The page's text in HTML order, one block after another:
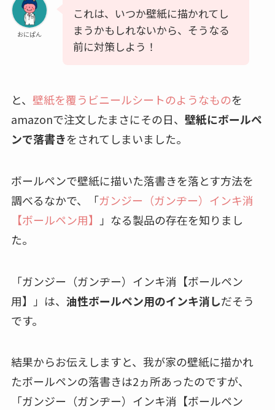
おにぱん
これは、いつか壁紙に描かれてし
まうかもしれないから、そうなる
前に対策しよう！
と、 壁紙を覆うビニールシートのようなものを
amazonで注文したまさにその日、 壁紙にボールペ
ンで落書きをされてしまいました。
ボールペンで壁紙に描いた落書きを落とす方法を
調べるなかで、「ガンジー（ガンヂー）インキ消
【ボールペン用】
」なる製品の存在を知りまし
た。
「ガンジー（ガンヂー）インキ消【ボールペン
用】」は、 油性ボールペン用のインキ消しだそう
です。
結果からお伝えしますと、我が家の壁紙に描かれ
たボールペンの落書きは2ヵ所あったのですが、
「ガンジー（ガンヂー）インキ消【ボールペン